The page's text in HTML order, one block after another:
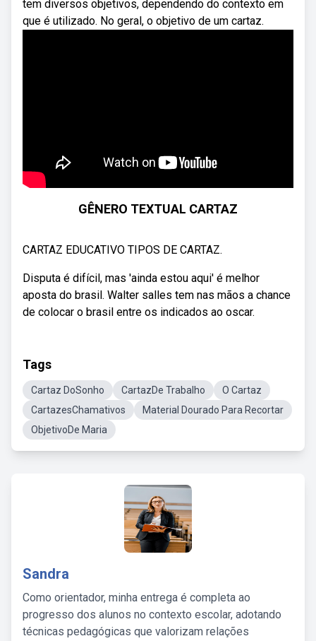
tem diversos objetivos, dependendo do contexto em
que é utilizado. No geral, o objetivo de um cartaz.
GÊNERO TEXTUAL CARTAZ
CARTAZ EDUCATIVO TIPOS DE CARTAZ.
Disputa é difícil, mas 'ainda estou aqui' é melhor
aposta do brasil. Walter salles tem nas mãos a chance
de colocar o brasil entre os indicados ao oscar.
Tags
Cartaz DoSonho CartazDe Trabalho
O Cartaz
CartazesChamativos
Material Dourado Para Recortar
ObjetivoDe Maria
Sandra
Como orientador, minha entrega é completa ao
progresso dos alunos no contexto escolar, adotando
técnicas pedagógicas que valorizam relações